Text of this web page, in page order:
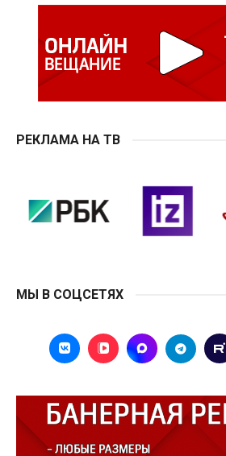
РЕКЛАМА НА ТВ
МЫ В СОЦСЕТЯХ